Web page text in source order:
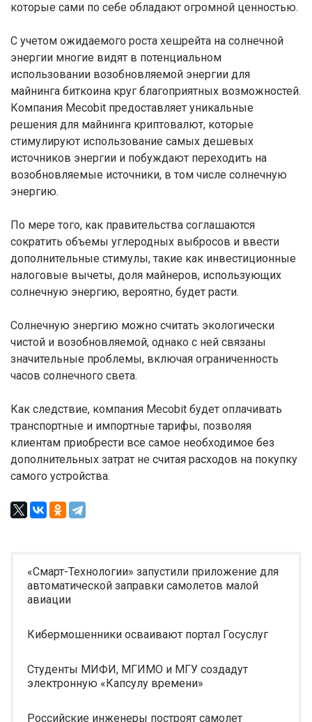
которые сами по себе обладают огромной ценностью.
С учетом ожидаемого роста хешрейта на солнечной
энергии многие видят в потенциальном
использовании возобновляемой энергии для
майнинга биткоина круг благоприятных возможностей.
Компания Mecobit предоставляет уникальные
решения для майнинга криптовалют, которые
стимулируют использование самых дешевых
источников энергии и побуждают переходить на
возобновляемые источники, в том числе солнечную
энергию.
По мере того, как правительства соглашаются
сократить объемы углеродных выбросов и ввести
дополнительные стимулы, такие как инвестиционные
налоговые вычеты, доля майнеров, использующих
солнечную энергию, вероятно, будет расти.
Солнечную энергию можно считать экологически
чистой и возобновляемой, однако с ней связаны
значительные проблемы, включая ограниченность
часов солнечного света.
Как следствие, компания Mecobit будет оплачивать
транспортные и импортные тарифы, позволяя
клиентам приобрести все самое необходимое без
дополнительных затрат не считая расходов на покупку
самого устройства.
«Смарт-Технологии» запустили приложение для
автоматической заправки самолетов малой
авиации
Кибермошенники осваивают портал Госуслуг
Студенты МИФИ, МГИМО и МГУ создадут
электронную «Капсулу времени»
Российские инженеры построят самолет